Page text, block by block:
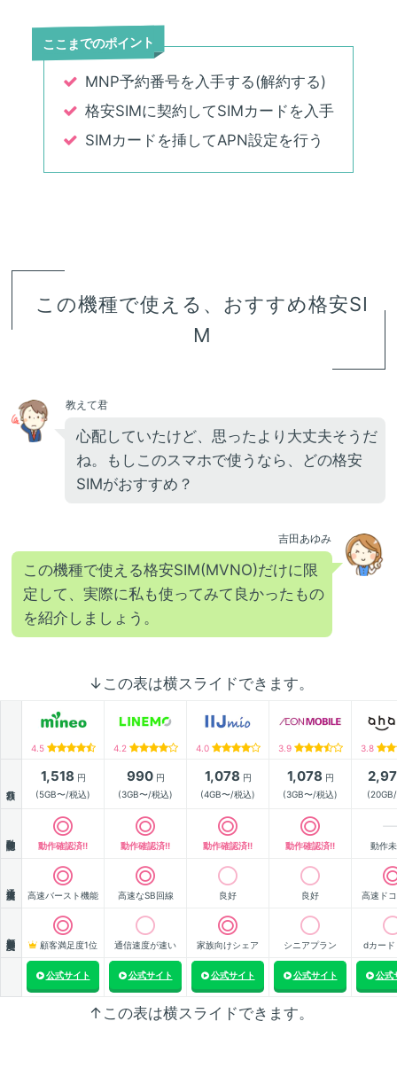
ここまでのポイント
MNP予約番号を入手する(解約する)
格安SIMに契約してSIMカードを入手
SIMカードを挿してAPN設定を行う
この機種で使える、おすすめ格安SI
M
教えて君
心配していたけど、思ったより大丈夫そうだ
ね。もしこのスマホで使うなら、どの格安
SIMがおすすめ？
吉田あゆみ
この機種で使える格安SIM(MVNO)だけに限
定して、実際に私も使ってみて良かったもの
を紹介しましょう。
↓この表は横スライドできます。
4.5 4.2 4.0 3.9 3.8
1,518 円
(5GB〜/税込)
990円
(3GB〜/税込)
1,078 円
(4GB〜/税込)
1,078 円
(3GB〜/税込)
動作確認済!! 動作確認済!! 動作確認済!! 動作確認済!! 動作
高速バースト機能 高速なSB回線 良好 良好 高速ド
顧客満足度1位 通信速度が速い 家族向けシェア シニアプラン dカード
公式サイト 公式サイト 公式サイト 公式サイト 公式
↑この表は横スライドできます。